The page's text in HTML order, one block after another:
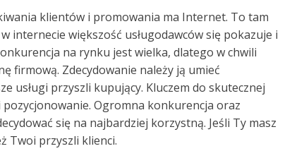
klientów i promowania ma Internet. To tam
internecie większość usługodawców się pokazuje i
na rynku jest wielka, dlatego w chwili
firmową. Zdecydowanie należy ją umieć
usługi przyszli kupujący. Kluczem do skutecznej
Ogromna konkurencja oraz
się na najbardziej korzystną. Jeśli Ty masz
Twoi przyszli klienci.